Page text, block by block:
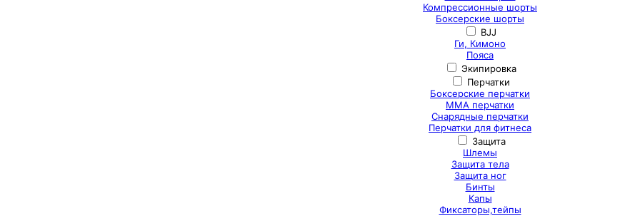
Компрессионные шорты
Боксерские шорты
BJJ
Ги, Кимоно
Пояса
Экипировка
Перчатки
Боксерские перчатки
ММА перчатки
Снарядные перчатки
Перчатки для фитнеса
Защита
Шлемы
Защита тела
Защита ног
Бинты
Капы
Фиксаторы,тейпы